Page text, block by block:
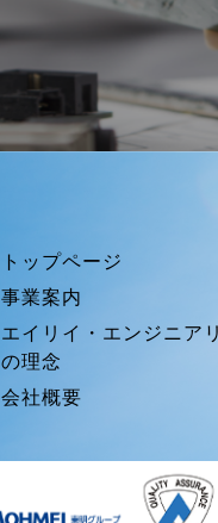
トップページ
事業案内
エイリイ・エンジニア
の理念
会社概要